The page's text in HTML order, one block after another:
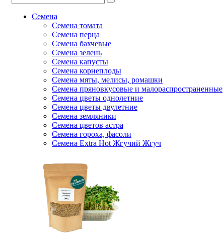
Семена
Семена томата
Семена перца
Семена бахчевые
Семена зелень
Семена капусты
Семена корнеплоды
Семена мяты, мелисы, ромашки
Семена пряновкусовые и малораспространенные
Семена цветы однолетние
Семена цветы двулетние
Семена земляники
Семена цветов астра
Семена гороха, фасоли
Семена Extra Hot Жгучий Жгуч